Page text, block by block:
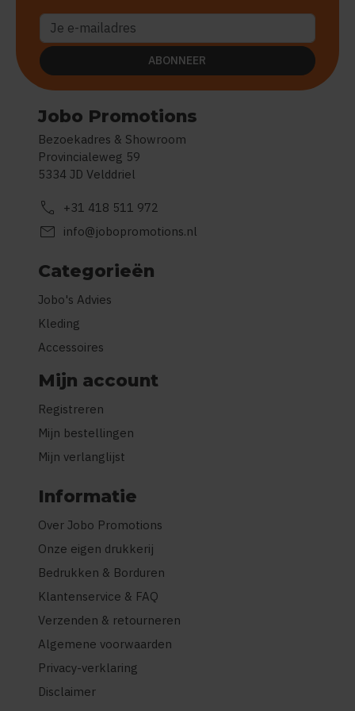
Jobo Promotions
Bezoekadres & Showroom
Provincialeweg 59
5334 JD Velddriel
call +31 418 511 972
mail info@jobopromotions.nl
Categorieën
Jobo's Advies
Kleding
Accessoires
Mijn account
Registreren
Mijn bestellingen
Mijn verlanglijst
Informatie
Over Jobo Promotions
Onze eigen drukkerij
Bedrukken & Borduren
Klantenservice & FAQ
Verzenden & retourneren
Algemene voorwaarden
Privacy-verklaring
Disclaimer
ABONNEER